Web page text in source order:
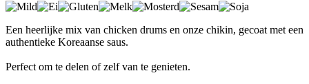
Een heerlijke mix van chicken drums en onze chikin, gecoat met een
authentieke Koreaanse saus.
Perfect om te delen of zelf van te genieten.